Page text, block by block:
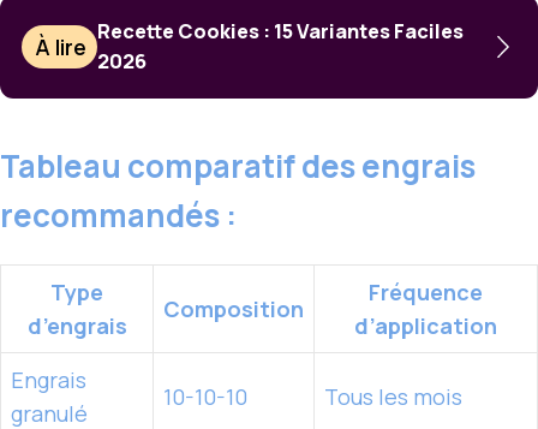
À lire
Recette Cookies : 15 Variantes Faciles
2026
Tableau comparatif des engrais
recommandés :
Type
d’engrais
Composition
Fréquence
d’application
Engrais
granulé
10-10-10 Tous les mois